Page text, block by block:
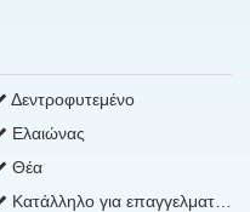
Δεντροφυτεμένο
Ελαιώνας
Θέα
Κατάλληλο για επαγγελματική χρήση